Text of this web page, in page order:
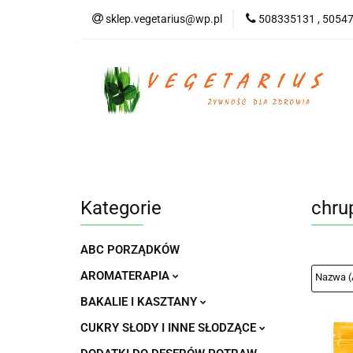
sklep.vegetarius@wp.pl 508335131 ,
KATEGORIE
SUPLEMENTY
Kategorie
ABC PORZĄDKÓW
AROMATERAPIA
BAKALIE I KASZTANY
CUKRY SŁODY I INNE SŁODZĄCE